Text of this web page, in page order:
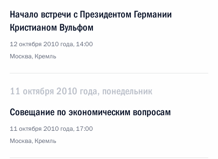
Начало встречи с Президентом Германии
Кристианом Вульфом
12 октября 2010 года, 14:00
Москва, Кремль
11 октября 2010 года, понедельник
Совещание по экономическим вопросам
11 октября 2010 года, 17:00
Москва, Кремль